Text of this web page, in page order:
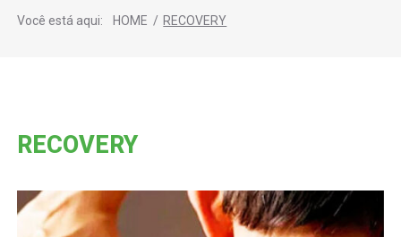
Você está aqui: HOME / RECOVERY
RECOVERY